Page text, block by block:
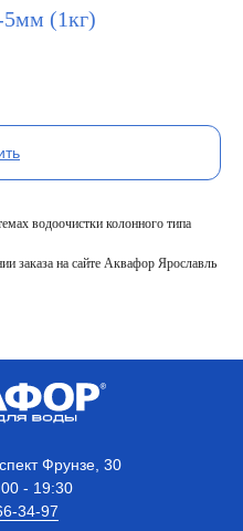
5мм (1кг)
водоочистки колонного типа
заказа на сайте Аквафор Ярославль
Фрунзе, 30
- 19:30
34-97